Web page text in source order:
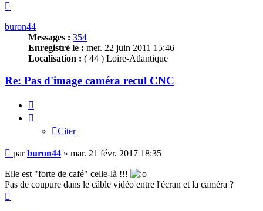
buron44
Messages : 354
Enregistré le : mer. 22 juin 2011 15:46
Localisation : ( 44 ) Loire-Atlantique
Re: Pas d'image caméra recul CNC
Citer
Message
parburon44 » mar. 21 févr. 2017 18:35
Elle est "forte de café" celle-là !!!
Pas de coupure dans le câble vidéo entre l'écran et la caméra ?